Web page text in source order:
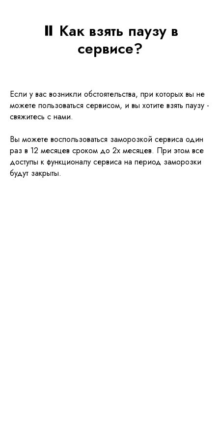
⏸️ Как взять паузу в
сервисе?
Если у вас возникли обстоятельства, при которых вы не
можете пользоваться сервисом, и вы хотите взять паузу -
свяжитесь с нами.
Вы можете воспользоваться заморозкой сервиса один
раз в 12 месяцев сроком до 2х месяцев. При этом все
доступы к функционалу сервиса на период заморозки
будут закрыты.